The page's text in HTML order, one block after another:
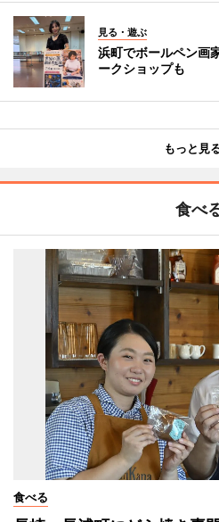
見る・遊ぶ
浜町でボールペン画
ークショップも
もっと見
食べ
食べる